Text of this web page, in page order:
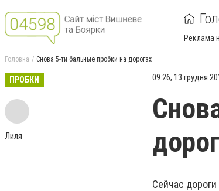
Реклама
Головна Снова 5-ти бальные пробки на дорогах
ПРОБКИ
Лиля
09:26, 13 грудня
Сейчас